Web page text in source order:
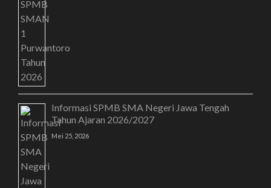
Informasi SPMB SMA Negeri Jawa Tengah
Tahun Ajaran 2026/2027
Mei 25, 2026